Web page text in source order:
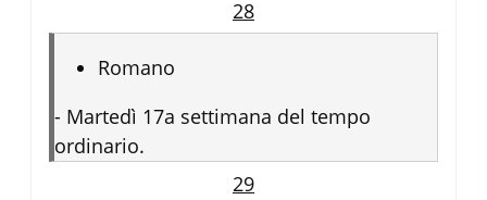
28
Romano
- Martedì 17a settimana del tempo
ordinario.
29